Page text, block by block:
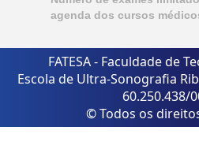
agenda dos cursos
FATESA - Faculdade de
Escola de Ultra-Sonografia
60.250.438/
© Todos os